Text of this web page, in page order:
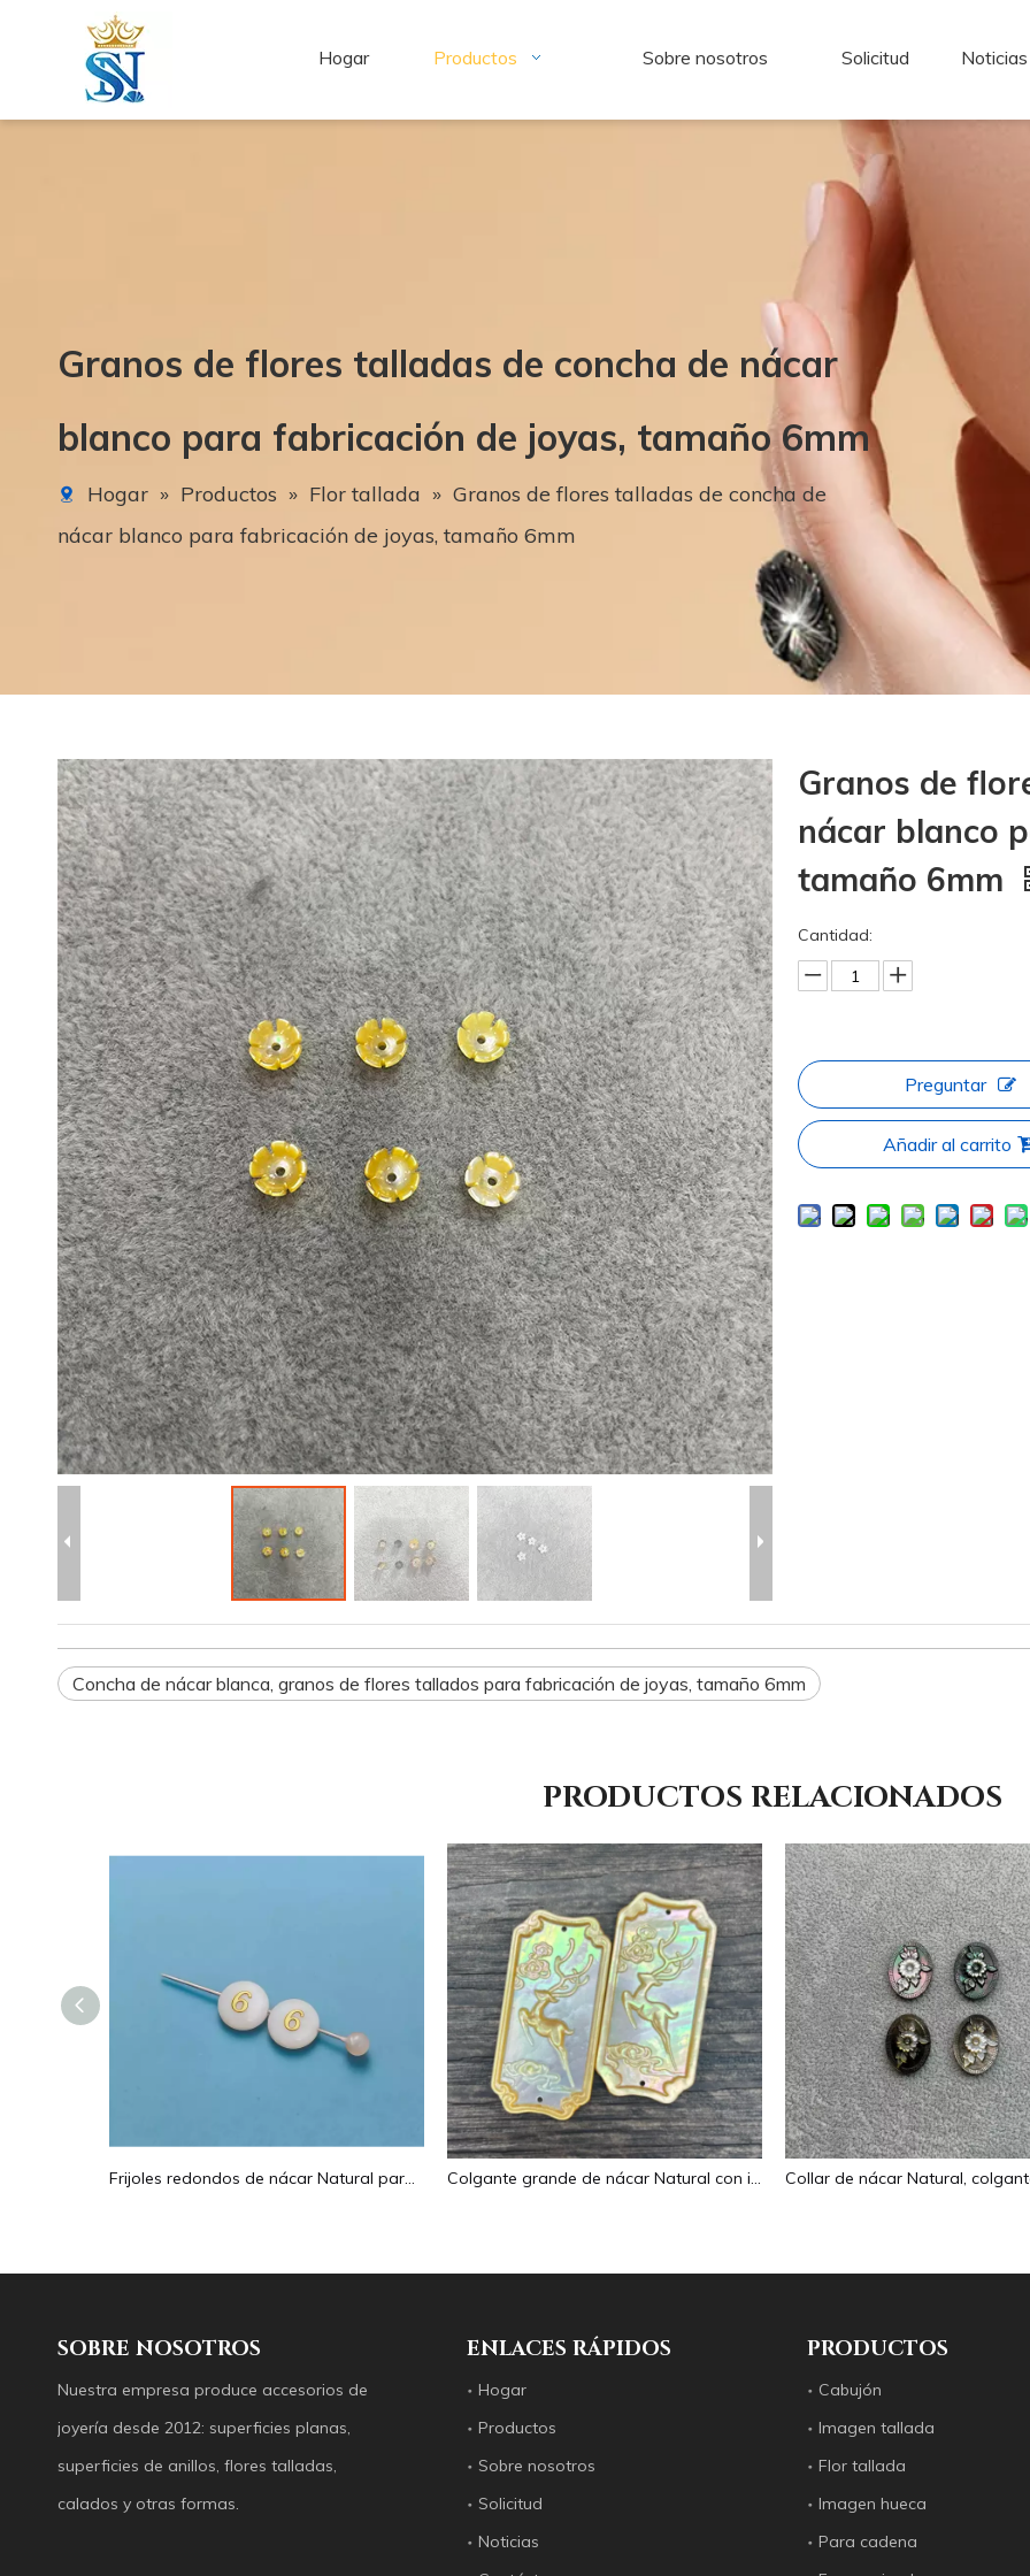
Hogar Productos Sobre nosotros Solicitud Noticias
Granos de flores talladas de concha de nácar
blanco para fabricación de joyas, tamaño 6mm
Hogar » Productos » Flor tallada » Granos de flores talladas de concha de
nácar blanco para fabricación de joyas, tamaño 6mm
Granos de
nácar blanco
tamaño 6mm
Cantidad:
Preguntar
Añadir al carrito
Concha de nácar blanca, granos de flores tallados para fabricación de joyas, tamaño 6mm
PRODUCTOS RELACIONADOS
Frijoles redondos de nácar Natural para diseño de collar, corte de letras, cabujón de tamaño pequeño, fabricación de pulseras, concha de diseño Colgante grande de nácar Natural con imagen de animal, cuadrado de corte para collar con cabujón de diseño en relieve de concha amarilla
SOBRE NOSOTROS
Nuestra empresa produce accesorios de
joyería desde 2012: superficies planas,
superficies de anillos, flores talladas,
calados y otras formas.
ENLACES RÁPIDOS
Hogar
Productos
Sobre nosotros
Solicitud
Noticias
PRODUCTOS
Cabujón
Imagen tallada
Flor tallada
Imagen hueca
Para cadena